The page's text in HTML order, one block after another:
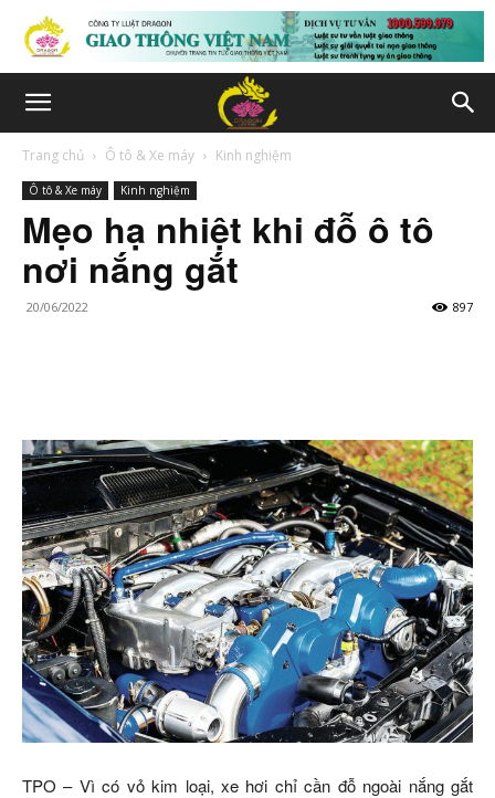
Trang chủ Ô tô & Xe máy Kinh nghiệm
Ô tô & Xe máy Kinh nghiệm
Mẹo hạ nhiệt khi đỗ ô tô
nơi nắng gắt
20/06/2022 897
TPO – Vì có vỏ kim loại, xe hơi chỉ cần đỗ ngoài nắng gắt